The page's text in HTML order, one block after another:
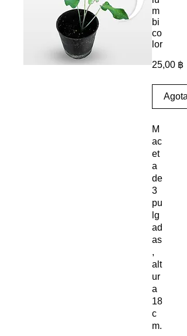
m
bi
co
lor
25,00 ฿
M
ac
et
a
de
3
pu
lg
ad
as
,
alt
ur
a
18
c
m.